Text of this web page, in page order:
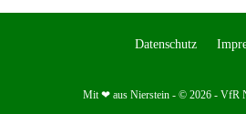
Datenschutz
Mit ❤ aus Nierstein - © 2026 - VfR